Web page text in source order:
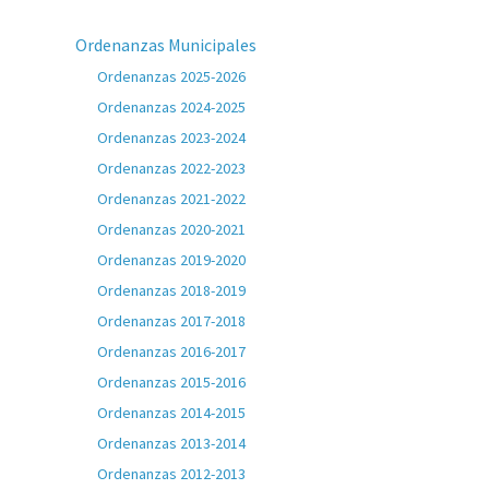
Ordenanzas Municipales
Ordenanzas 2025-2026
Ordenanzas 2024-2025
Ordenanzas 2023-2024
Ordenanzas 2022-2023
Ordenanzas 2021-2022
Ordenanzas 2020-2021
Ordenanzas 2019-2020
Ordenanzas 2018-2019
Ordenanzas 2017-2018
Ordenanzas 2016-2017
Ordenanzas 2015-2016
Ordenanzas 2014-2015
Ordenanzas 2013-2014
Ordenanzas 2012-2013